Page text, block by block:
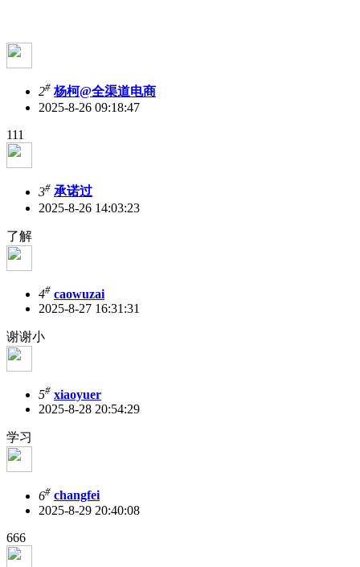
2# 杨柯@全渠道电商
2025-8-26 09:18:47
111
3# 承诺过
2025-8-26 14:03:23
了解
4# caowuzai
2025-8-27 16:31:31
谢谢小
5# xiaoyuer
2025-8-28 20:54:29
学习
6# changfei
2025-8-29 20:40:08
666